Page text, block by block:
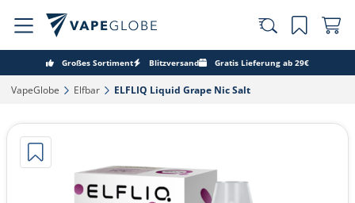
Großes Sortiment Blitzversand Gratis Lieferung ab 29€
VapeGlobe‎ Elfbar‎ ELFLIQ Liquid Grape Nic Salt‎